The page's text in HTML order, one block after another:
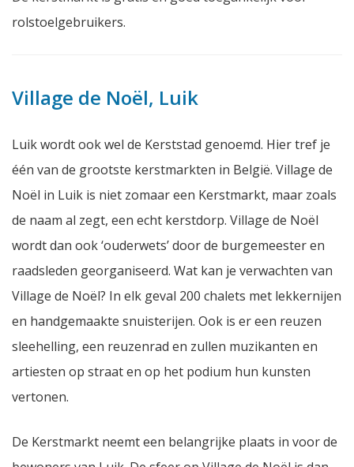
rolstoelgebruikers.
Village de Noël, Luik
Luik wordt ook wel de Kerststad genoemd. Hier tref je
één van de grootste kerstmarkten in België. Village de
Noël in Luik is niet zomaar een Kerstmarkt, maar zoals
de naam al zegt, een echt kerstdorp. Village de Noël
wordt dan ook ‘ouderwets’ door de burgemeester en
raadsleden georganiseerd. Wat kan je verwachten van
Village de Noël? In elk geval 200 chalets met lekkernijen
en handgemaakte snuisterijen. Ook is er een reuzen
sleehelling, een reuzenrad en zullen muzikanten en
artiesten op straat en op het podium hun kunsten
vertonen.
De Kerstmarkt neemt een belangrijke plaats in voor de